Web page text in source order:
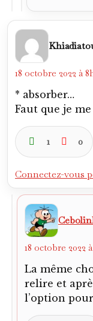
18 octobre 2022 à
* absorber…
Faut que je
1 0
Connectez-vous
18 octobre 2022 à
La même
relire et
l’option